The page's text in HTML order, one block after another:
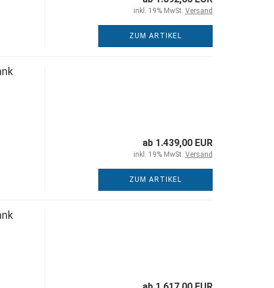
inkl. 19% MwSt. Versand
ZUM ARTIKEL
ab 1.439,00 EUR
inkl. 19% MwSt. Versand
ZUM ARTIKEL